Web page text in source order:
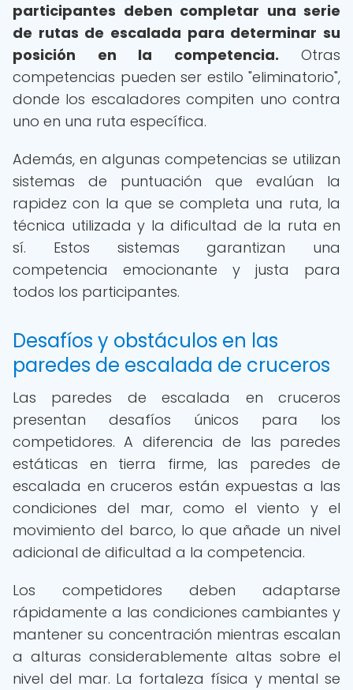
participantes deben completar una serie
de rutas de escalada para determinar su
posición en la competencia. Otras
competencias pueden ser estilo "eliminatorio",
donde los escaladores compiten uno contra
uno en una ruta específica.
Además, en algunas competencias se utilizan
sistemas de puntuación que evalúan la
rapidez con la que se completa una ruta, la
técnica utilizada y la dificultad de la ruta en
sí. Estos sistemas garantizan una
competencia emocionante y justa para
todos los participantes.
Desafíos y obstáculos en las
paredes de escalada de cruceros
Las paredes de escalada en cruceros
presentan desafíos únicos para los
competidores. A diferencia de las paredes
estáticas en tierra firme, las paredes de
escalada en cruceros están expuestas a las
condiciones del mar, como el viento y el
movimiento del barco, lo que añade un nivel
adicional de dificultad a la competencia.
Los competidores deben adaptarse
rápidamente a las condiciones cambiantes y
mantener su concentración mientras escalan
a alturas considerablemente altas sobre el
nivel del mar. La fortaleza física y mental se